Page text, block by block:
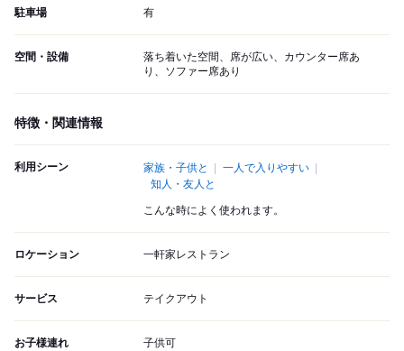
駐車場 有
空間・設備
落ち着いた空間、席が広い、カウンター席あ
り、ソファー席あり
特徴・関連情報
利用シーン 家族・子供と
一人で入りやすい
知人・友人と
こんな時によく使われます。
ロケーション 一軒家レストラン
サービス テイクアウト
お子様連れ 子供可